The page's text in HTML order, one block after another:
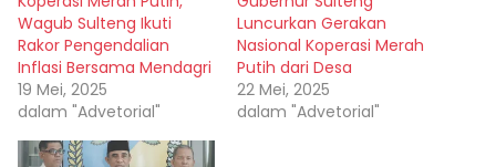
Wagub Sulteng Ikuti
Rakor Pengendalian
Inflasi Bersama Mendagri
19 Mei, 2025
dalam "Advetorial"
Luncurkan Gerakan
Nasional Koperasi Merah
Putih dari Desa
22 Mei, 2025
dalam "Advetorial"